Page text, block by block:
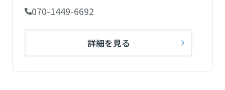
070-1449-6692
詳細を見る